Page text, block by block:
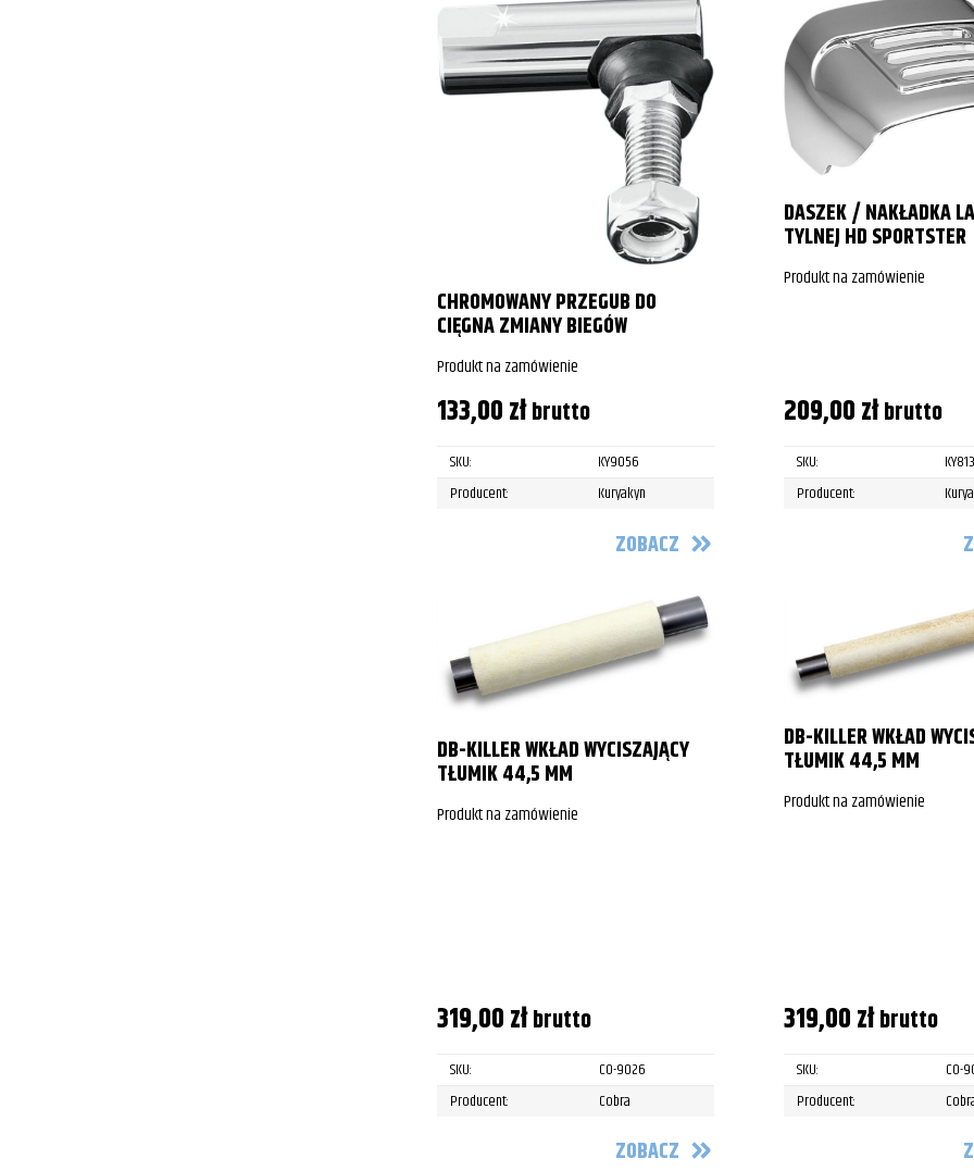
CHROMOWANY PRZEGUB DO
CIĘGNA ZMIANY BIEGÓW
Produkt na zamówienie
133,00złbrutto
SKU:
KY9056
Producent:
Kuryakyn
ZOBACZ
DASZEK / NAKŁADKA
TYLNEJ HD SPORTSTER
Produkt na zamówienie
209,00złbrutto
SKU:
Producent:
DB-KILLER WKŁAD WYCISZAJĄCY
TŁUMIK 44,5 MM
Produkt na zamówienie
319,00złbrutto
SKU:
CO-9026
Producent:
Cobra
ZOBACZ
DB-KILLER WKŁAD
TŁUMIK 44,5 MM
Produkt na zamówienie
319,00złbrutto
SKU:
CO-
Producent: